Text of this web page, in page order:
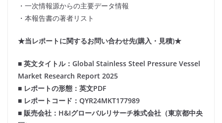
・一次情報源からの主要データ情報
・本報告書の著者リスト
★当レポートに関するお問い合わせ先(購入・見積)★
■ 英文タイトル：Global Stainless Steel Pressure Vessel
Market Research Report 2025
■ レポートの形態：英文PDF
■ レポートコード：QYR24MKT177989
■ 販売会社：H&Iグローバルリサーチ株式会社（東京都中央